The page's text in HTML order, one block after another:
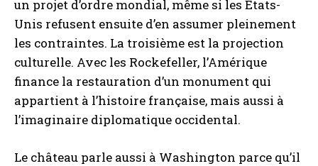
un projet d’ordre mondial, même si les États-
Unis refusent ensuite d’en assumer pleinement
les contraintes. La troisième est la projection
culturelle. Avec les Rockefeller, l’Amérique
finance la restauration d’un monument qui
appartient à l’histoire française, mais aussi à
l’imaginaire diplomatique occidental.
Le château parle aussi à Washington parce qu’il